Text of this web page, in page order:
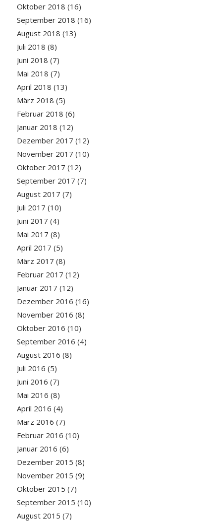
Oktober 2018 (16)
September 2018 (16)
August 2018 (13)
Juli 2018 (8)
Juni 2018 (7)
Mai 2018 (7)
April 2018 (13)
März 2018 (5)
Februar 2018 (6)
Januar 2018 (12)
Dezember 2017 (12)
November 2017 (10)
Oktober 2017 (12)
September 2017 (7)
August 2017 (7)
Juli 2017 (10)
Juni 2017 (4)
Mai 2017 (8)
April 2017 (5)
März 2017 (8)
Februar 2017 (12)
Januar 2017 (12)
Dezember 2016 (16)
November 2016 (8)
Oktober 2016 (10)
September 2016 (4)
August 2016 (8)
Juli 2016 (5)
Juni 2016 (7)
Mai 2016 (8)
April 2016 (4)
März 2016 (7)
Februar 2016 (10)
Januar 2016 (6)
Dezember 2015 (8)
November 2015 (9)
Oktober 2015 (7)
September 2015 (10)
August 2015 (7)